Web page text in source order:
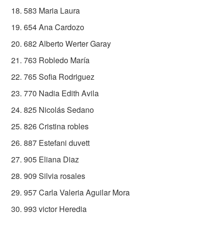
583 Maria Laura
654 Ana Cardozo
682 Alberto Werter Garay
763 Robledo María
765 Sofia Rodriguez
770 Nadia Edith Avila
825 Nicolás Sedano
826 Cristina robles
887 Estefani duvett
905 Eliana Diaz
909 Silvia rosales
957 Carla Valeria Aguilar Mora
993 victor Heredia